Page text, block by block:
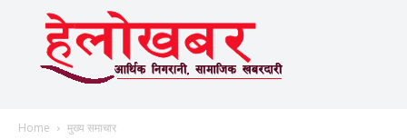
Home मुख्य समाचार